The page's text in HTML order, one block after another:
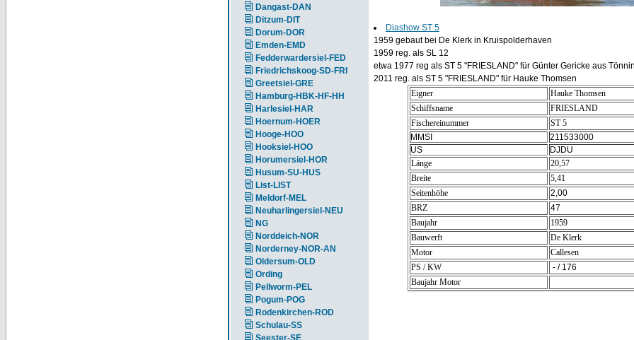
Dangast-DAN
Ditzum-DIT
Dorum-DOR
Emden-EMD
Fedderwardersiel-FED
Friedrichskoog-SD-FRI
Greetsiel-GRE
Hamburg-HBK-HF-HH
Harlesiel-HAR
Hoernum-HOER
Hooge-HOO
Hooksiel-HOO
Horumersiel-HOR
Husum-SU-HUS
List-LIST
Meldorf-MEL
Neuharlingersiel-NEU
NG
Norddeich-NOR
Norderney-NOR-AN
Oldersum-OLD
Ording
Pellworm-PEL
Pogum-POG
Rodenkirchen-ROD
Schulau-SS
Seester-SE
Diashow ST 5
1959 gebaut bei De Klerk in Kruispolderhaven
1959 reg. als SL 12
etwa 1977 reg als ST 5 "FRIESLAND" für Günter Gericke aus
2011 reg. als ST 5 "FRIESLAND" für Hauke Thomsen
Eigner
Hauke Thomsen
Schiffsname
FRIESLAND
Fischereinummer
ST 5
MMSI
211533000
US
DJDU
Länge
20,57
Breite
5,41
Seitenhöhe
2,00
BRZ
47
Baujahr
1959
Bauwerft
De Klerk
Motor
Callesen
PS / KW
- / 176
Baujahr Motor